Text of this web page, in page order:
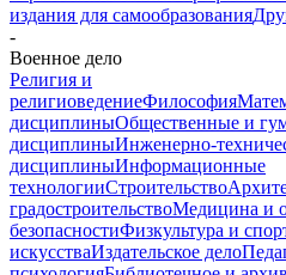
издания для самообразования
-
Военное дело
Религия и
религиоведениеФилософия
дисциплиныОбщественные и
дисциплиныИнженерно-
дисциплиныИнформационные
технологииСтроительство
градостроительствоМедицина и
безопасностиФизкультура и
искусстваИздательское дело